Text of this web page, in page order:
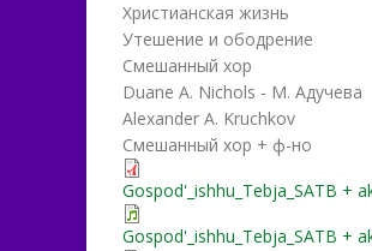
Христианская жизнь
Утешение и ободрение
Смешанный хор
Duane A. Nichols - М. Адучева
Alexander A. Kruchkov
Смешанный хор + ф-но
Gospod'_ishhu_Tebja_SATB +
Gospod'_ishhu_Tebja_SATB +